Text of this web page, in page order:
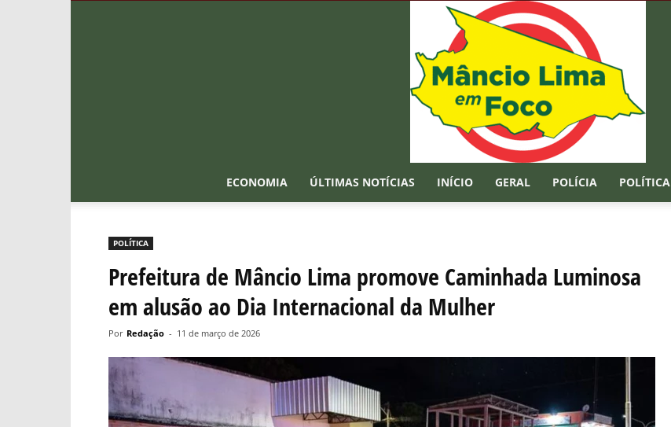
Em
ECONOMIA ÚLTIMAS NOTÍCIAS INÍCIO GERAL POLÍCIA POLÍTICA
POLÍTICA
Prefeitura de Mâncio Lima promove Caminhada Luminosa
em alusão ao Dia Internacional da Mulher
Por Redação - 11 de março de 2026